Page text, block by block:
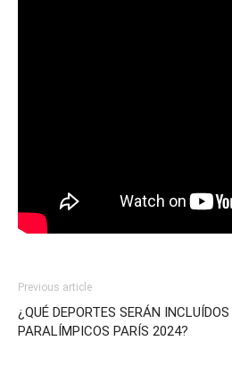
Previous article
¿QUÉ DEPORTES SERÁN
PARALÍMPICOS PARÍS 2024?